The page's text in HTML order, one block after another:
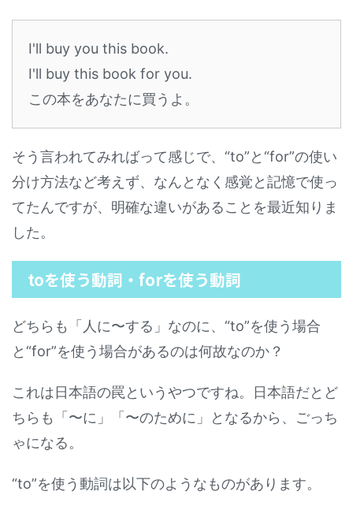
I'll buy you this book.
I'll buy this book for you.
この本をあなたに買うよ。
そう言われてみればって感じで、“to”と“for”の使い
分け方法など考えず、なんとなく感覚と記憶で使っ
てたんですが、明確な違いがあることを最近知りま
した。
toを使う動詞・forを使う動詞
どちらも「人に〜する」なのに、“to”を使う場合
と“for”を使う場合があるのは何故なのか？
これは日本語の罠というやつですね。日本語だとど
ちらも「〜に」「〜のために」となるから、ごっち
ゃになる。
“to”を使う動詞は以下のようなものがあります。